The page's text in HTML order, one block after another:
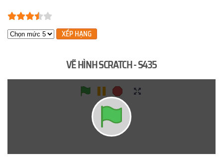
Bạn đánh giá:
Xin hãy xếp hạng
VẼ HÌNH SCRATCH - S435